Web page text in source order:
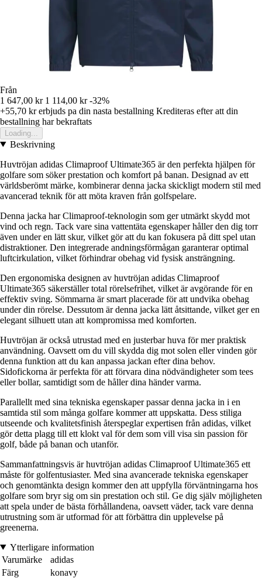
Från
1 647,00 kr 1 114,00 kr -32%
+55,70 krerbjuds pa din nasta bestallning Krediteras efter att din
bestallning har bekraftats
Loading...
Beskrivning
Huvtröjan adidas Climaproof Ultimate365 är den perfekta hjälpen för
golfare som söker prestation och komfort på banan. Designad av ett
världsberömt märke, kombinerar denna jacka skickligt modern stil med
avancerad teknik för att möta kraven från golfspelare.
Denna jacka har Climaproof-teknologin som ger utmärkt skydd mot
vind och regn. Tack vare sina vattentäta egenskaper håller den dig torr
även under en lätt skur, vilket gör att du kan fokusera på ditt spel utan
distraktioner. Den integrerade andningsförmågan garanterar optimal
luftcirkulation, vilket förhindrar obehag vid fysisk ansträngning.
Den ergonomiska designen av huvtröjan adidas Climaproof
Ultimate365 säkerställer total rörelsefrihet, vilket är avgörande för en
effektiv sving. Sömmarna är smart placerade för att undvika obehag
under din rörelse. Dessutom är denna jacka lätt åtsittande, vilket ger en
elegant silhuett utan att kompromissa med komforten.
Huvtröjan är också utrustad med en justerbar huva för mer praktisk
användning. Oavsett om du vill skydda dig mot solen eller vinden gör
denna funktion att du kan anpassa jackan efter dina behov.
Sidofickorna är perfekta för att förvara dina nödvändigheter som tees
eller bollar, samtidigt som de håller dina händer varma.
Parallellt med sina tekniska egenskaper passar denna jacka in i en
samtida stil som många golfare kommer att uppskatta. Dess stiliga
utseende och kvalitetsfinish återspeglar expertisen från adidas, vilket
gör detta plagg till ett klokt val för dem som vill visa sin passion för
golf, både på banan och utanför.
Sammanfattningsvis är huvtröjan adidas Climaproof Ultimate365 ett
måste för golfentusiaster. Med sina avancerade tekniska egenskaper
och genomtänkta design kommer den att uppfylla förväntningarna hos
golfare som bryr sig om sin prestation och stil. Ge dig själv möjligheten
att spela under de bästa förhållandena, oavsett väder, tack vare denna
utrustning som är utformad för att förbättra din upplevelse på
greenerna.
Ytterligare information
Varumärke
adidas
Färg
konavy